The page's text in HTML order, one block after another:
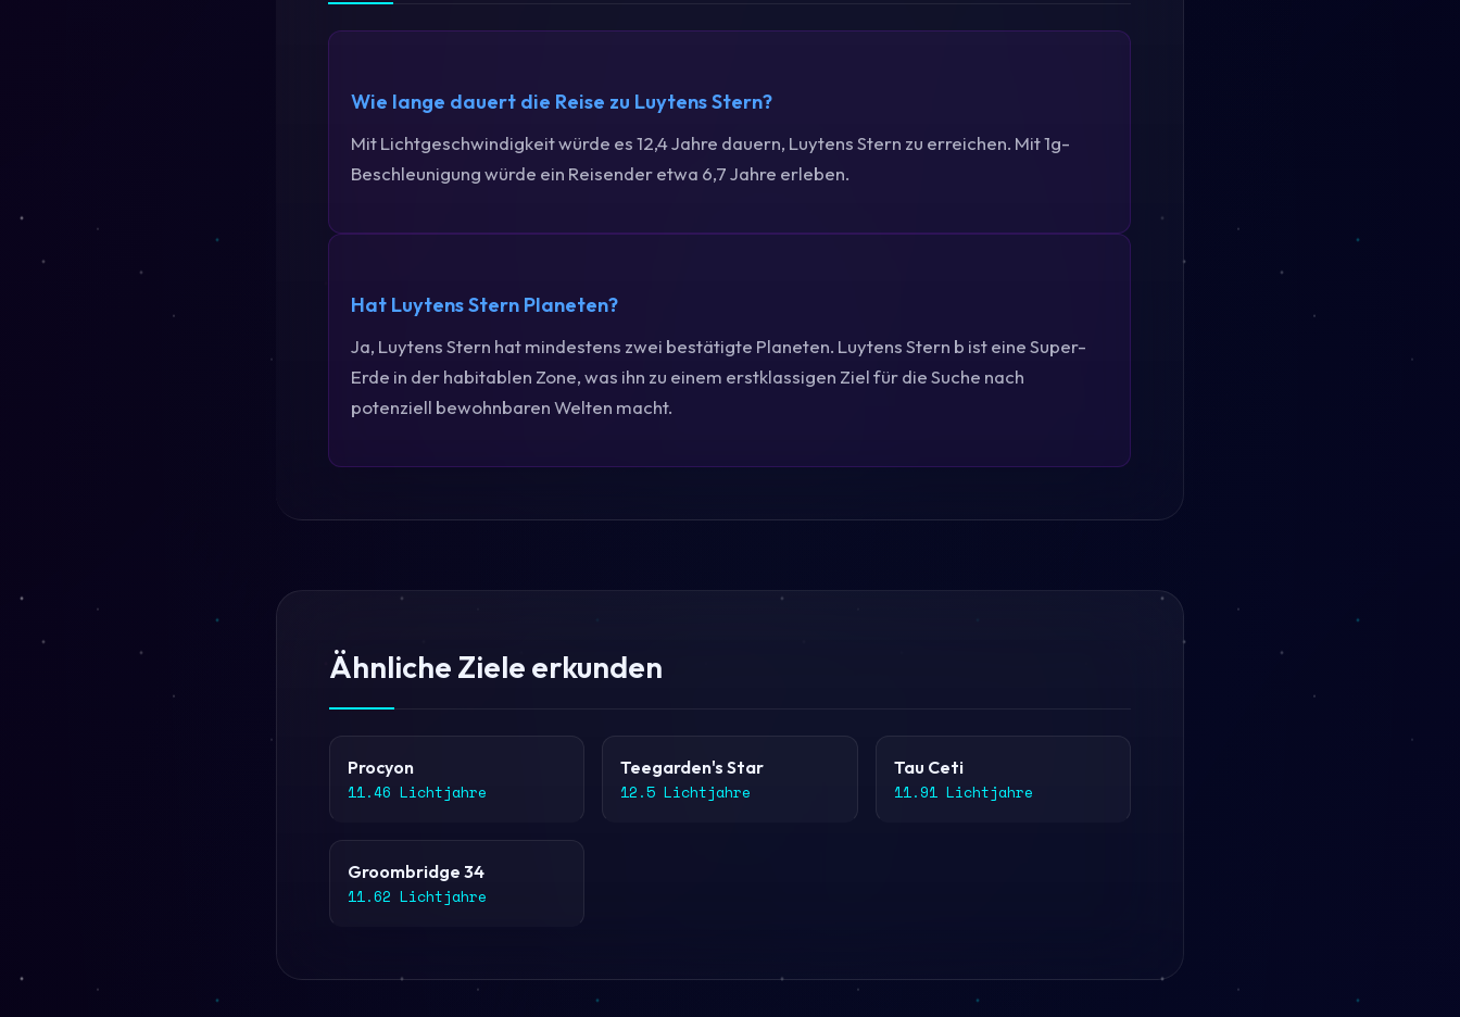
Wie lange dauert die Reise zu Luytens Stern?
Mit Lichtgeschwindigkeit würde es 12,4 Jahre dauern, Luytens Stern zu erreichen. Mit 1g-
Beschleunigung würde ein Reisender etwa 6,7 Jahre erleben.
Hat Luytens Stern Planeten?
Ja, Luytens Stern hat mindestens zwei bestätigte Planeten. Luytens Stern b ist eine Super-
Erde in der habitablen Zone, was ihn zu einem erstklassigen Ziel für die Suche nach
potenziell bewohnbaren Welten macht.
Ähnliche Ziele erkunden
Procyon
11.46 Lichtjahre
Teegarden's Star
12.5 Lichtjahre
Tau Ceti
11.91 Lichtjahre
Groombridge 34
11.62 Lichtjahre